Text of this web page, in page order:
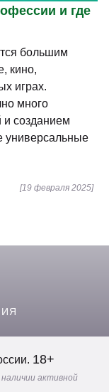
и где
большим
кино,
играх.
много
и созданием
универсальные
[19 февраля 2025]
18+
активной